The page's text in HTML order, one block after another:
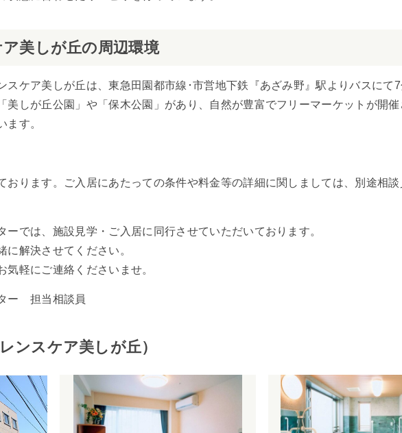
美しが丘の周辺環境
スケア美しが丘は、東急田園都市線･市営地下鉄『あざみ野』駅よりバスにて
美しが丘公園」や「保木公園」があり、自然が豊富でフリーマーケットが開
ます。
ります。ご入居にあたっての条件や料金等の詳細に関しましては、別途相
ーでは、施設見学・ご入居に同行させていただいております。
解決させてください。
気軽にご連絡くださいませ。
ー 担当相談員
ンスケア美しが丘）